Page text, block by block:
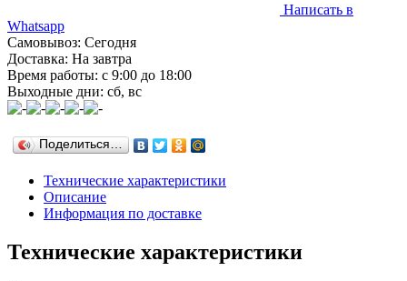
Написать в
Whatsapp
Самовывоз: Сегодня
Доставка: На завтра
Время работы: с 9:00 до 18:00
Выходные дни: сб, вс
Поделиться…
Технические характеристики
Описание
Информация по доставке
Технические характеристики